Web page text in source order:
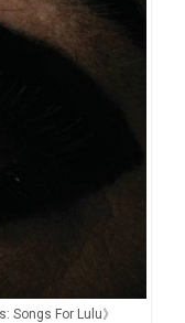
Songs For Lulu》